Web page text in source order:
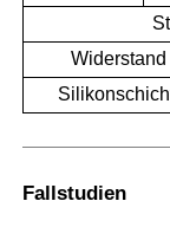
Fallstudien